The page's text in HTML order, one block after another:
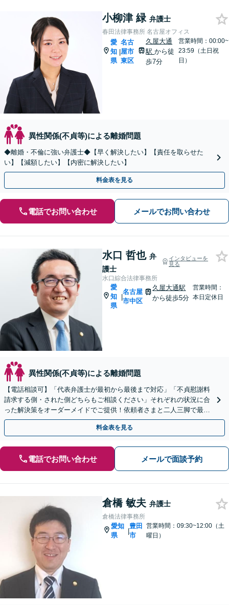
小柳津 緑 弁護士
春田法律事務所 名古屋オフィス
愛
知
県
|
名古
屋市
東区
久屋大通
駅から徒
歩7分
営業時間：00:00~
23:59（土日祝
日）
異性関係(不貞等)による離婚問題
◆離婚・不倫に強い弁護士◆【早く解決したい】【責任を取らせた
い】【減額したい】【内密に解決したい】
料金表を見る
電話でお問い合わせ メールでお問い合わせ
水口 哲也 弁
護士
インタビューを
見る
水口綜合法律事務所
愛
知
県
|
名古屋
市中区
久屋大通駅
から徒歩5分
営業時間：
本日定休日
異性関係(不貞等)による離婚問題
【電話相談可】「代表弁護士が最初から最後まで対応」「不貞慰謝料
請求する側・された側どちらもご相談ください」それぞれの状況に合
った解決策をオーダーメイドでご提供！依頼者さまと二人三脚で最適
なゴールを目指す【休日・夜間相談可】
料金表を見る
電話でお問い合わせ メールで面談予約
倉橋 敏夫 弁護士
倉橋法律事務所
愛知
県
|
豊田
市
営業時間：09:30~12:00（土
曜日）